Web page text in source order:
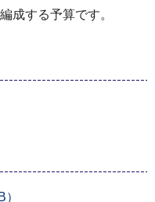
成する予算です。